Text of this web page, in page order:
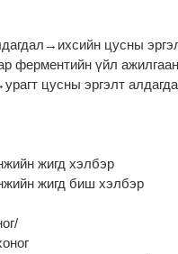
цусны
ферментийн үйл
цусны эргэлт
жигд хэлбэр
жигд биш хэлбэр